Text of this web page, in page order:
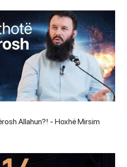
Allahun?! - Hoxhë Mirsim